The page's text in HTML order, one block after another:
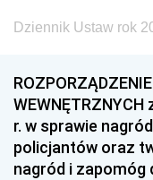
Dziennik Ustaw rok
r. w sprawie
policjantów oraz
nagród i zapomóg